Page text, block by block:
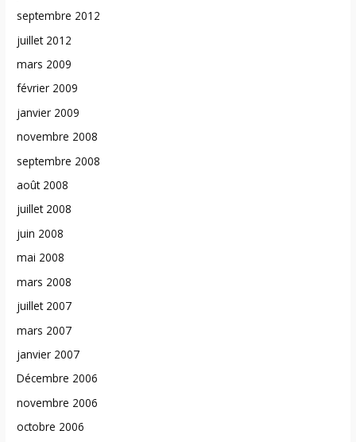
septembre 2012
juillet 2012
mars 2009
février 2009
janvier 2009
novembre 2008
septembre 2008
août 2008
juillet 2008
juin 2008
mai 2008
mars 2008
juillet 2007
mars 2007
janvier 2007
Décembre 2006
novembre 2006
octobre 2006